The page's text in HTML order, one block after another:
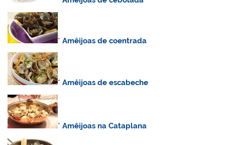
*Amêijoas de coentrada
*Amêijoas de escabeche
*Amêijoas na Cataplana